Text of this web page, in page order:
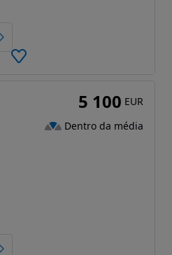
5 100 EUR
Dentro da média